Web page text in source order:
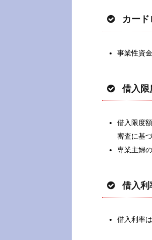
カー
事業性資
借入限
借入限度
審査に基
専業主婦
借入利
借入利率